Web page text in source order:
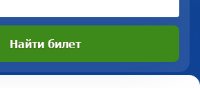
Найти билет